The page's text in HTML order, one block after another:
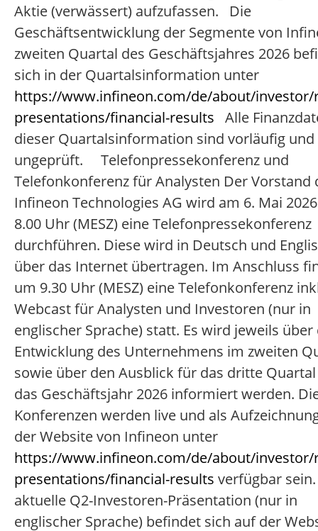
Aktie (verwässert) aufzufassen. Die
Geschäftsentwicklung der Segmente von
zweiten Quartal des Geschäftsjahres 2026
sich in der Quartalsinformation unter
https://www.infineon.com/de/about/investor/
presentations/financial-results Alle
dieser Quartalsinformation sind vorläufig und
ungeprüft. Telefonpressekonferenz und
Telefonkonferenz für Analysten Der Vorstand
Infineon Technologies AG wird am 6. Mai
8.00 Uhr (MESZ) eine Telefonpressekonferenz
durchführen. Diese wird in Deutsch und
über das Internet übertragen. Im Anschluss
um 9.30 Uhr (MESZ) eine Telefonkonferenz
Webcast für Analysten und Investoren (nur in
englischer Sprache) statt. Es wird jeweils über
Entwicklung des Unternehmens im zweiten
sowie über den Ausblick für das dritte
das Geschäftsjahr 2026 informiert werden.
Konferenzen werden live und als
der Website von Infineon unter
https://www.infineon.com/de/about/investor/
presentations/financial-results verfügbar
aktuelle Q2-Investoren-Präsentation (nur in
englischer Sprache) befindet sich auf der